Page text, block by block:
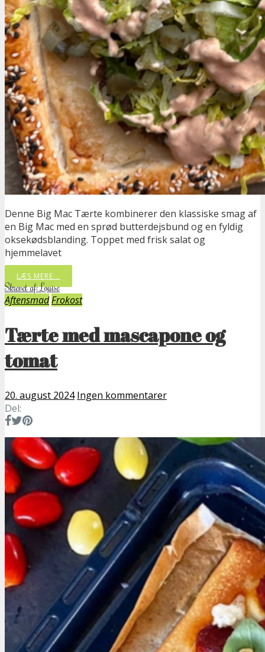
Denne Big Mac Tærte kombinerer den klassiske smag af
en Big Mac med en sprød butterdejsbund og en fyldig
oksekødsblanding. Toppet med frisk salat og
hjemmelavet
LÆS MERE...
Skrevet af: Louise
AftensmadFrokost
Tærte med mascapone og
tomat
20. august 2024 Ingen kommentarer
Del: